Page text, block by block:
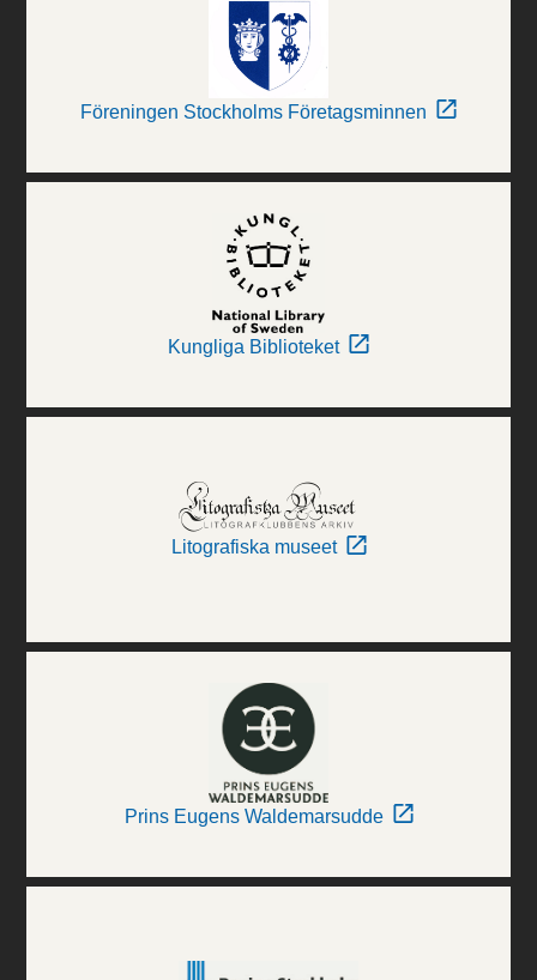
Föreningen Stockholms Företagsminnen
Kungliga Biblioteket
Litografiska museet
Prins Eugens Waldemarsudde